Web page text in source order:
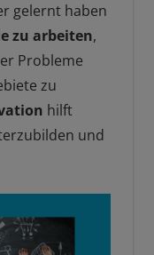
gelernt haben
zu arbeiten,
Probleme
zu
hilft
und